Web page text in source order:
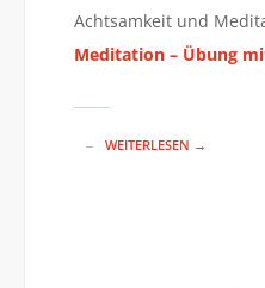
Achtsamkeit und
Meditation – Übung
WEITERLESEN →